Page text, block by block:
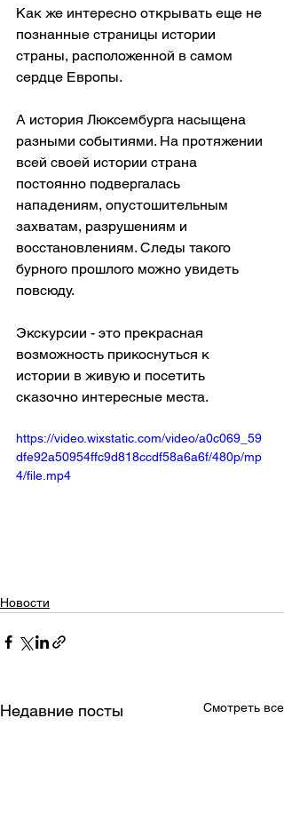
Как же интересно открывать еще не
познанные страницы истории
страны, расположенной в самом
сердце Европы.
А история Люксембурга насыщена
разными событиями. На протяжении
всей своей истории страна
постоянно подвергалась
нападениям, опустошительным
захватам, разрушениям и
восстановлениям. Следы такого
бурного прошлого можно увидеть
повсюду.
Экскурсии - это прекрасная
возможность прикоснуться к
истории в живую и посетить
сказочно интересные места.
https://video.wixstatic.com/video/a0c069_59
dfe92a50954ffc9d818ccdf58a6a6f/480p/mp
4/file.mp4
Новости
Недавние посты Смотреть все